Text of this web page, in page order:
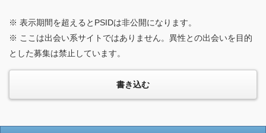
※ 表示期間を超えるとPSIDは非公開になります。
※ ここは出会い系サイトではありません。異性との出会いを目的
とした募集は禁止しています。